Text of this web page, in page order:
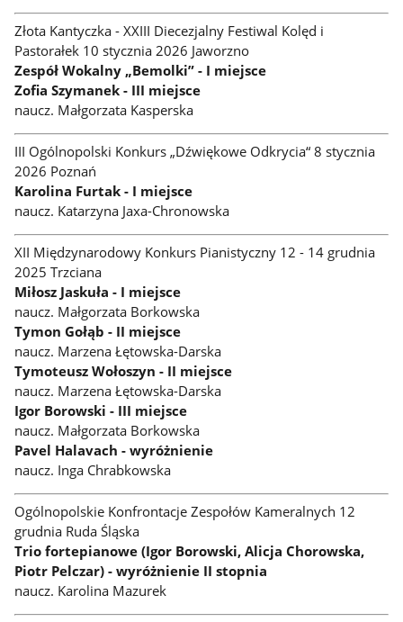
Złota Kantyczka - XXIII Diecezjalny Festiwal Kolęd i
Pastorałek 10 stycznia 2026 Jaworzno
Zespół Wokalny „Bemolki” - I miejsce
Zofia Szymanek - III miejsce
naucz. Małgorzata Kasperska
III Ogólnopolski Konkurs „Dźwiękowe Odkrycia“ 8 stycznia
2026 Poznań
Karolina Furtak - I miejsce
naucz. Katarzyna Jaxa-Chronowska
XII Międzynarodowy Konkurs Pianistyczny 12 - 14 grudnia
2025 Trzciana
Miłosz Jaskuła - I miejsce
naucz. Małgorzata Borkowska
Tymon Gołąb - II miejsce
naucz. Marzena Łętowska-Darska
Tymoteusz Wołoszyn - II miejsce
naucz. Marzena Łętowska-Darska
Igor Borowski - III miejsce
naucz. Małgorzata Borkowska
Pavel Halavach - wyróżnienie
naucz. Inga Chrabkowska
Ogólnopolskie Konfrontacje Zespołów Kameralnych 12
grudnia Ruda Śląska
Trio fortepianowe (Igor Borowski, Alicja Chorowska,
Piotr Pelczar) - wyróżnienie II stopnia
naucz. Karolina Mazurek